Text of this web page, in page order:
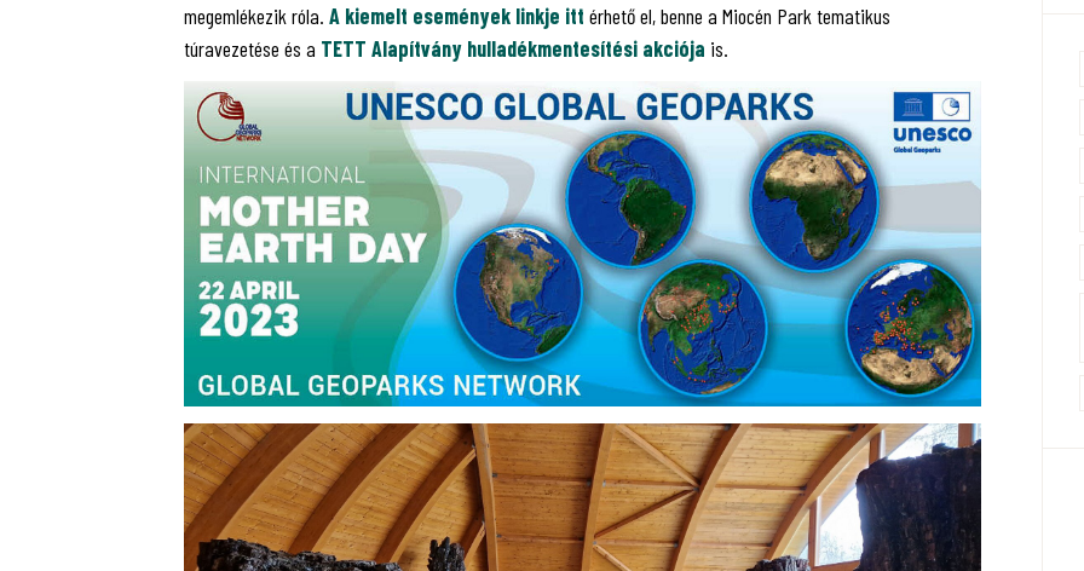
megemlékezik róla. A kiemelt események linkje itt érhető el, benne a Miocén Park tematikus
túravezetése és a TETT Alapítvány hulladékmentesítési akciója is.